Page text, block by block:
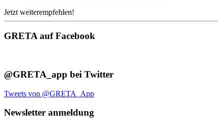
Jetzt weiterempfehlen!
GRETA auf Facebook
@GRETA_app bei Twitter
Tweets von @GRETA_App
Newsletter anmeldung